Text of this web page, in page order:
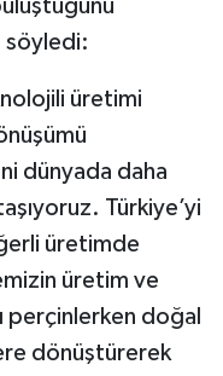
söyledi:
üretimi
dünyada daha
Türkiye’yi
üretimde
üretim ve
perçinlerken doğal
dönüştürerek